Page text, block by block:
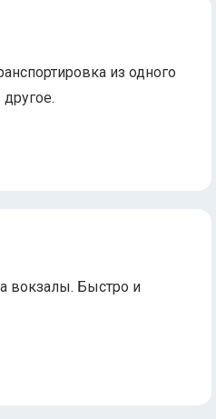
из одного
вокзалы. Быстро и